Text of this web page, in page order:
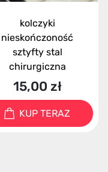
kolczyki
nieskończoność
sztyfty stal
chirurgiczna
15,00 zł
KUP TERAZ